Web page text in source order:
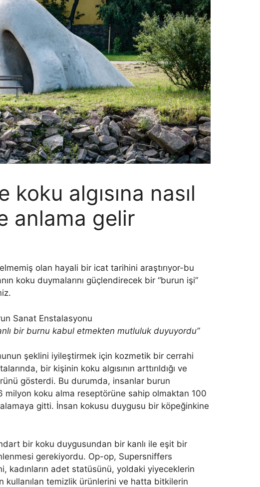
algısına nasıl
anlama gelir
olan hayali bir icat tarihini araştırıyor-bu
koku duymalarını güçlendirecek bir “burun işi”
bir burnu kabul etmekten mutluluk duyuyordu”
şeklini iyileştirmek için kozmetik bir cerrahi
bir kişinin koku algısının arttırıldığı ve
gösterdi. Bu durumda, insanlar burun
milyon koku alma reseptörüne sahip olmaktan 100
gitti. İnsan kokusu duygusu bir köpeğinkine
bir koku duygusundan bir kanlı ile eşit bir
gerekiyordu. Op-op, Supersniffers
kadınların adet statüsünü, yoldaki yiyeceklerin
kullanılan temizlik ürünlerini ve hatta bitkilerin